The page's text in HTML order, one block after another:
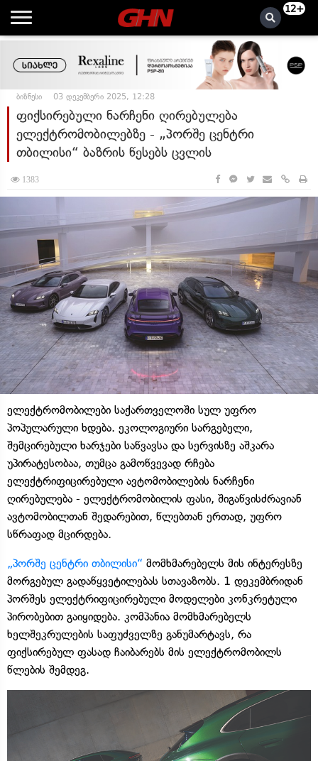
12+
ბიზნესი 03 დეკემბერი 2025, 12:28
ფიქსირებული ნარჩენი ღირებულება
ელექტრომობილებზე - „პორშე ცენტრი
თბილისი“ ბაზრის წესებს ცვლის
1383
ელექტრომობილები საქართველოში სულ უფრო
პოპულარული ხდება. ეკოლოგიური სარგებელი,
შემცირებული ხარჯები საწვავსა და სერვისზე აშკარა
უპირატესობაა, თუმცა გამოწვევად რჩება
ელექტრიფიცირებული ავტომობილების ნარჩენი
ღირებულება - ელექტრომობილის ფასი, შიგაწვისძრავიან
ავტომობილთან შედარებით, წლებთან ერთად, უფრო
სწრაფად მცირდება.
„პორშე ცენტრი თბილისი“ მომხმარებელს მის ინტერესზე
მორგებულ გადაწყვეტილებას სთავაზობს. 1 დეკემბრიდან
პორშეს ელექტრიფიცირებული მოდელები კონკრეტული
პირობებით გაიყიდება. კომპანია მომხმარებელს
ხელშეკრულების საფუძველზე განუმარტავს, რა
ფიქსირებულ ფასად ჩაიბარებს მის ელექტრომობილს
წლების შემდეგ.